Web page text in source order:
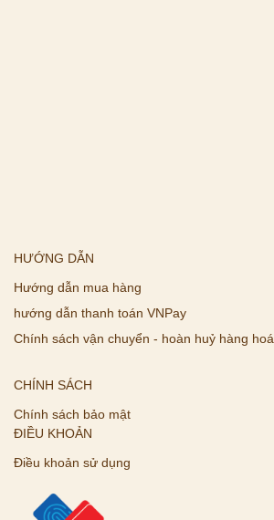
HƯỚNG DẪN
Hướng dẫn mua hàng
hướng dẫn thanh toán VNPay
Chính sách vận chuyển - hoàn huỷ hàng hoá
CHÍNH SÁCH
Chính sách bảo mật
ĐIỀU KHOẢN
Điều khoản sử dụng